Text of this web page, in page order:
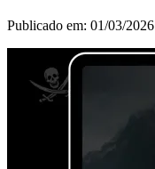
Publicado em: 01/03/2026